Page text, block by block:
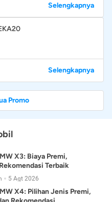
Selengkapnya
Selengkapnya
Promo
X3: Biaya Premi,
Terbaik
5 Agt 2026
X4: Pilihan Jenis Premi,